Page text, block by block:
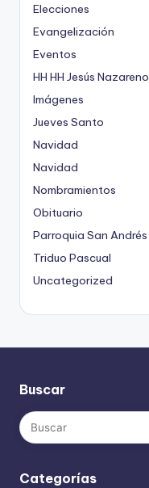
Elecciones
Evangelización
Eventos
HH HH Jesús Nazareno
Imágenes
Jueves Santo
Navidad
Navidad
Nombramientos
Obituario
Parroquia San Andrés
Triduo Pascual
Uncategorized
Buscar
Categorías